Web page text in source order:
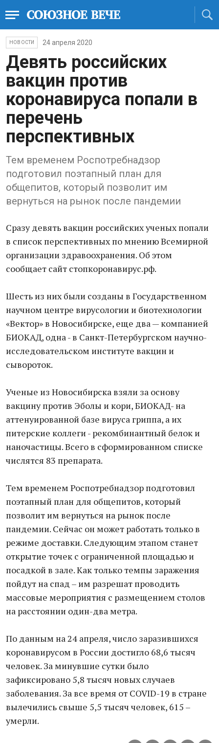
НОВОСТИ 24 апреля 2020
Девять российских
вакцин против
коронавируса попали в
перечень
перспективных
Тем временем Роспотребнадзор
подготовил поэтапный план для
общепитов, который позволит им
вернуться на рынок после пандемии
Сразу девять вакцин российских ученых попали
в список перспективных по мнению Всемирной
организации здравоохранения. Об этом
сообщает сайт стопкоронавирус.рф.
Шесть из них были созданы в Государственном
научном центре вирусологии и биотехнологии
«Вектор» в Новосибирске, еще два — компанией
БИОКАД, одна - в Санкт-Петербургском научно-
исследовательском институте вакцин и
сывороток.
Ученые из Новосибирска взяли за основу
вакцину против Эболы и кори, БИОКАД- на
аттенуированной базе вируса гриппа, а их
питерские коллеги - рекомбинантный белок и
наночастицы. Всего в сформированном списке
числятся 83 препарата.
Тем временем Роспотребнадзор подготовил
поэтапный план для общепитов, который
позволит им вернуться на рынок после
пандемии. Сейчас он может работать только в
режиме доставки. Следующим этапом станет
открытие точек с ограниченной площадью и
посадкой в зале. Как только темпы заражения
пойдут на спад – им разрешат проводить
массовые мероприятия с размещением столов
на расстоянии один-два метра.
По данным на 24 апреля, число заразившихся
коронавирусом в России достигло 68,6 тысяч
человек. За минувшие сутки было
зафиксировано 5,8 тысяч новых случаев
заболевания. За все время от COVID-19 в стране
вылечились свыше 5,5 тысяч человек, 615 –
умерли.